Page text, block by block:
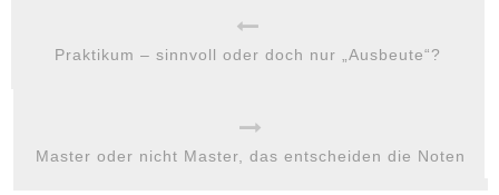
Praktikum – sinnvoll oder doch nur „Ausbeute“?
Master oder nicht Master, das entscheiden die Noten